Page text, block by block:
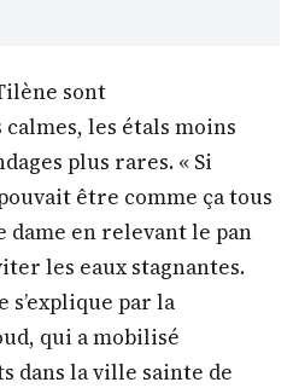
sont
les étals moins
plus rares. « Si
être comme ça tous
dame en relevant le pan
les eaux stagnantes.
s’explique par la
qui a mobilisé
dans la ville sainte de